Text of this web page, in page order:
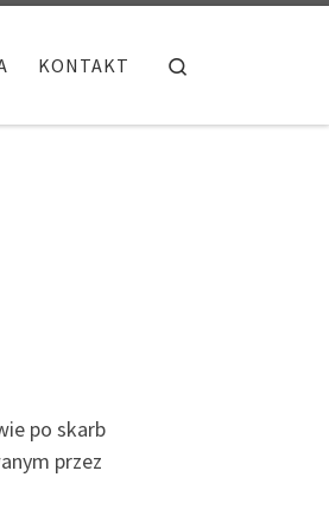
KONTAKT
po skarb
przez